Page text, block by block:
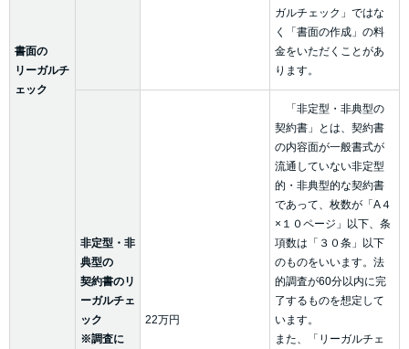
書面の
リーガルチ
ェック
ガルチェック」ではな
く「書面の作成」の料
金をいただくことがあ
ります。
非定型・非
典型の
契約書のリ
ーガルチェ
ック
※調査に
22万円
「非定型・非典型の
契約書」とは、契約書
の内容面が一般書式が
流通していない非定型
的・非典型的な契約書
であって、枚数が「A４
×１０ページ」以下、条
項数は「３０条」以下
のものをいいます。法
的調査が60分以内に完
了するものを想定して
います。
また、「リーガルチェ